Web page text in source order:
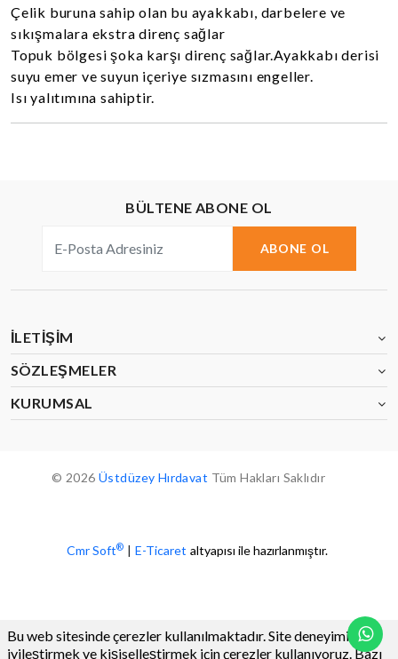
Çelik buruna sahip olan bu ayakkabı, darbelere ve
sıkışmalara ekstra direnç sağlar
Topuk bölgesi şoka karşı direnç sağlar.Ayakkabı derisi
suyu emer ve suyun içeriye sızmasını engeller.
Isı yalıtımına sahiptir.
BÜLTENE ABONE OL
ABONE OL
İLETIŞIM
SÖZLEŞMELER
KURUMSAL
© 2026 Üstdüzey Hırdavat Tüm Hakları Saklıdır
Cmr Soft® | E-Ticaret altyapısı ile hazırlanmıştır.
Bu web sitesinde çerezler kullanılmaktadır. Site deneyiminizi
iyileştirmek ve kişiselleştirmek için çerezler kullanıyoruz. Bazı